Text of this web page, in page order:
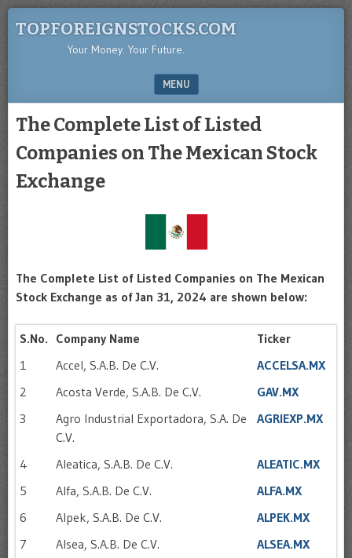
TOPFOREIGNSTOCKS.COM
Your Money. Your Future.
MENU
The Complete List of Listed
Companies on The Mexican Stock
Exchange
The Complete List of Listed Companies on The Mexican
Stock Exchange as of Jan 31, 2024 are shown below:
S.No. Company Name
Ticker
1
Accel, S.A.B. De C.V.
ACCELSA.MX
2
Acosta Verde, S.A.B. De C.V.
GAV.MX
3
Agro Industrial Exportadora, S.A. De
C.V.
AGRIEXP.MX
4 Aleatica, S.A.B. De C.V.
ALEATIC.MX
5
Alfa, S.A.B. De C.V.
ALFA.MX
6
Alpek, S.A.B. De C.V.
ALPEK.MX
7
Alsea, S.A.B. De C.V.
ALSEA.MX